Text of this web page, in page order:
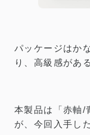
パッケージはか
り、高級感があ
本製品は「赤軸/
が、今回入手し